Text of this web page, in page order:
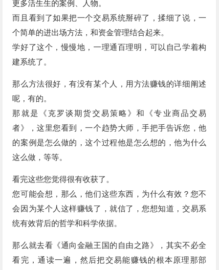
更多活生生的案例、人物。
而且看到了如果把一个交易系统掰碎了，揉细了说，一
个简单的进出场方法，和资金管理结合起来。
学好了这个，慢慢地，一理通百理明，可以自己学着构
建系统了。
那么方法很好，有没有某个人，用方法赚钱的详细阐述
呢，有的。
那就是《克罗谈期货交易策略》和《专业商品交易
者》，这里您看到，一个趋势大师，手把手告诉您，他
的案例是怎么做的，这个过程他是怎么想的，他为什么
这么做，等等。
看完这些您觉得很有收获了。
您可能会想，那么，他们这些东西，为什么有效？您不
会因为某个人这样赚钱了，就信了，您想知道，交易系
统有效背后的哲学和科学依据。
那么就去看《通向金融王国的自由之路》，其实不必全
看完，通读一遍，然后把交易能赚钱的根本原理那部